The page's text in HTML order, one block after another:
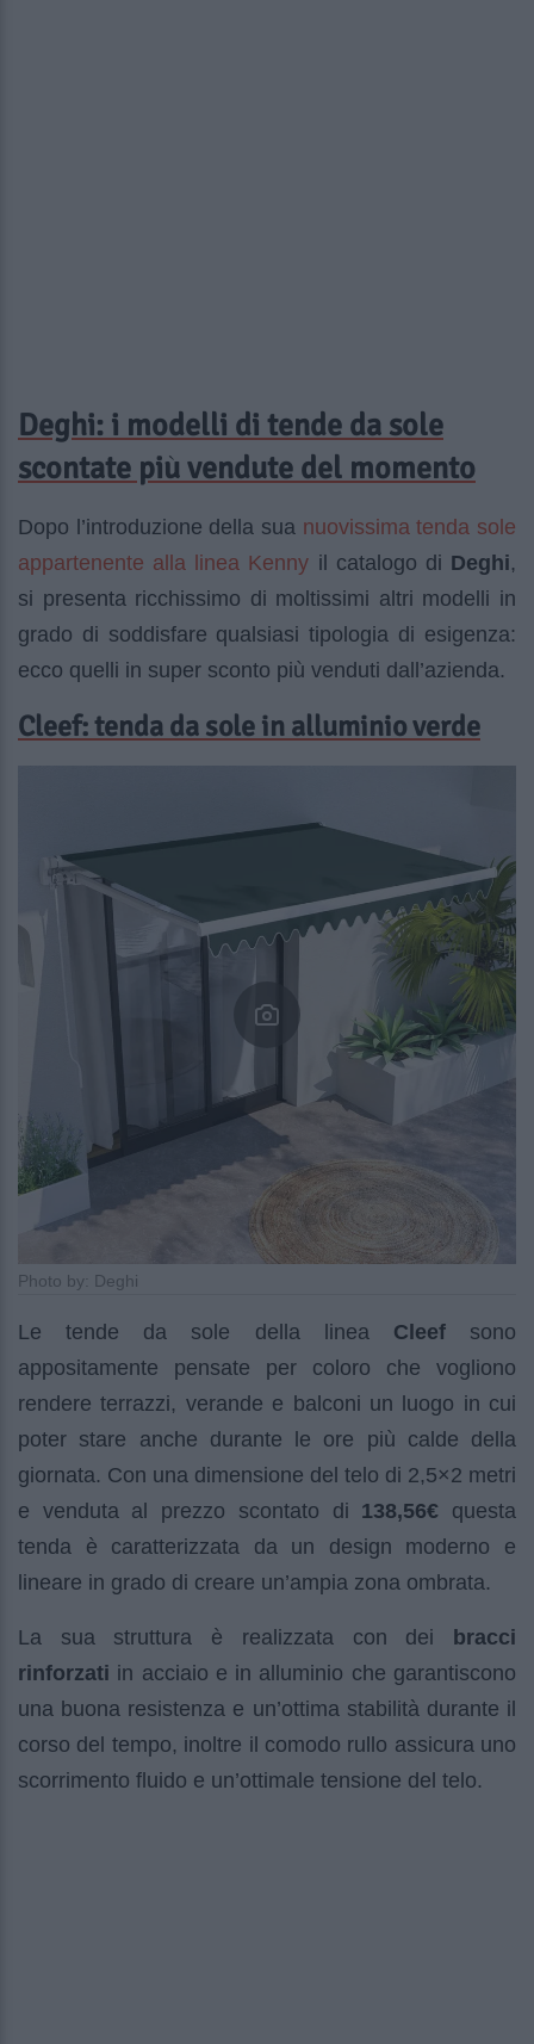
Deghi: i modelli di tende da sole
scontate più vendute del momento
Dopo l’introduzione della sua nuovissima tenda sole
appartenente alla linea Kenny il catalogo di Deghi,
si presenta ricchissimo di moltissimi altri modelli in
grado di soddisfare qualsiasi tipologia di esigenza:
ecco quelli in super sconto più venduti dall’azienda.
Cleef: tenda da sole in alluminio verde
Photo by: Deghi
Le tende da sole della linea Cleefsono
appositamente pensate per coloro che vogliono
rendere terrazzi, verande e balconi un luogo in cui
poter stare anche durante le ore più calde della
giornata. Con una dimensione del telo di 2,5×2 metri
e venduta al prezzo scontato di 138,56€ questa
tenda è caratterizzata da un design moderno e
lineare in grado di creare un’ampia zona ombrata.
La sua struttura è realizzata con dei
bracci
rinforzati in acciaio e in alluminio che garantiscono
una buona resistenza e un’ottima stabilità durante il
corso del tempo, inoltre il comodo rullo assicura uno
scorrimento fluido e un’ottimale tensione del telo.